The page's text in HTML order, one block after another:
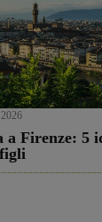
a Firenze: 5